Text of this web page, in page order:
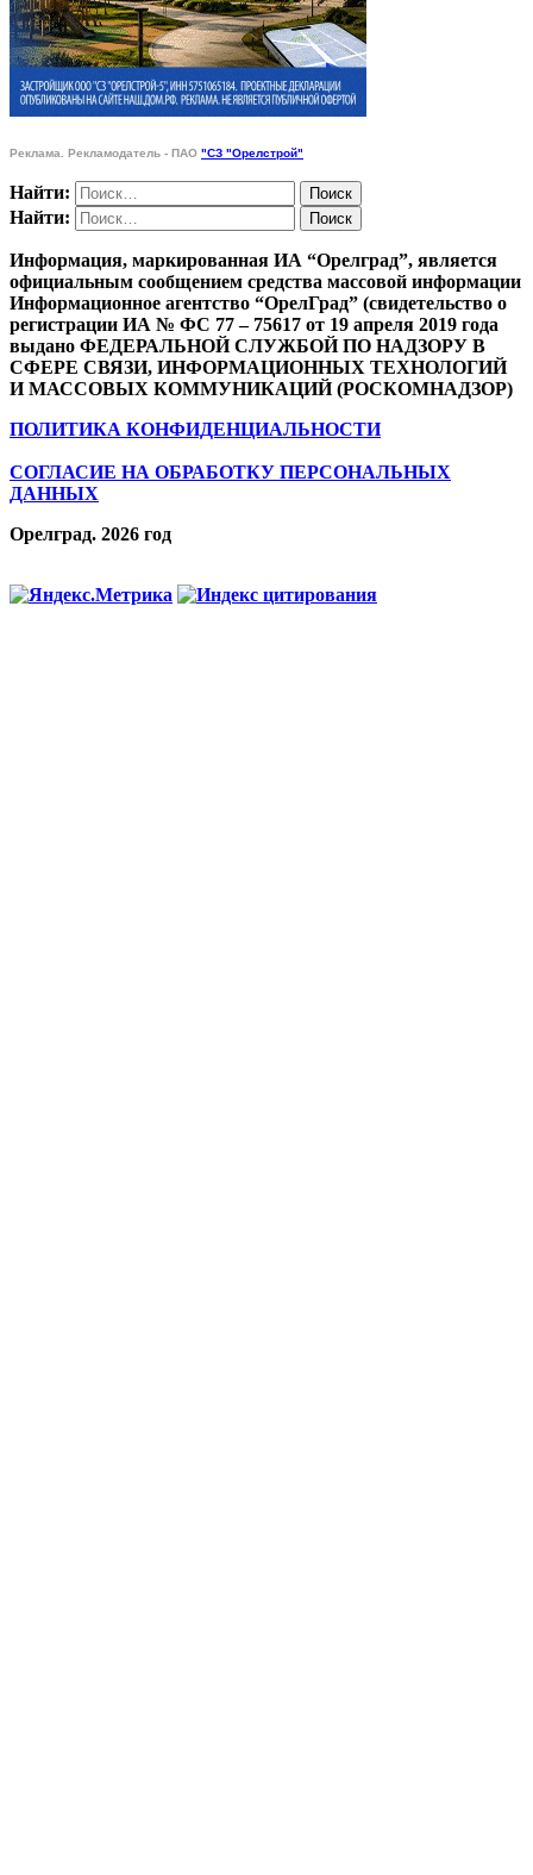
Реклама. Рекламодатель - ПАО "СЗ "Орелстрой"
Найти:
Найти:
Информация, маркированная ИА “Орелград”, является
официальным сообщением средства массовой информации
Информационное агентство “ОрелГрад” (свидетельство о
регистрации ИА № ФС 77 – 75617 от 19 апреля 2019 года
выдано ФЕДЕРАЛЬНОЙ СЛУЖБОЙ ПО НАДЗОРУ В
СФЕРЕ СВЯЗИ, ИНФОРМАЦИОННЫХ ТЕХНОЛОГИЙ
И МАССОВЫХ КОММУНИКАЦИЙ (РОСКОМНАДЗОР)
ПОЛИТИКА КОНФИДЕНЦИАЛЬНОСТИ
СОГЛАСИЕ НА ОБРАБОТКУ ПЕРСОНАЛЬНЫХ
ДАННЫХ
Орелград. 2026 год